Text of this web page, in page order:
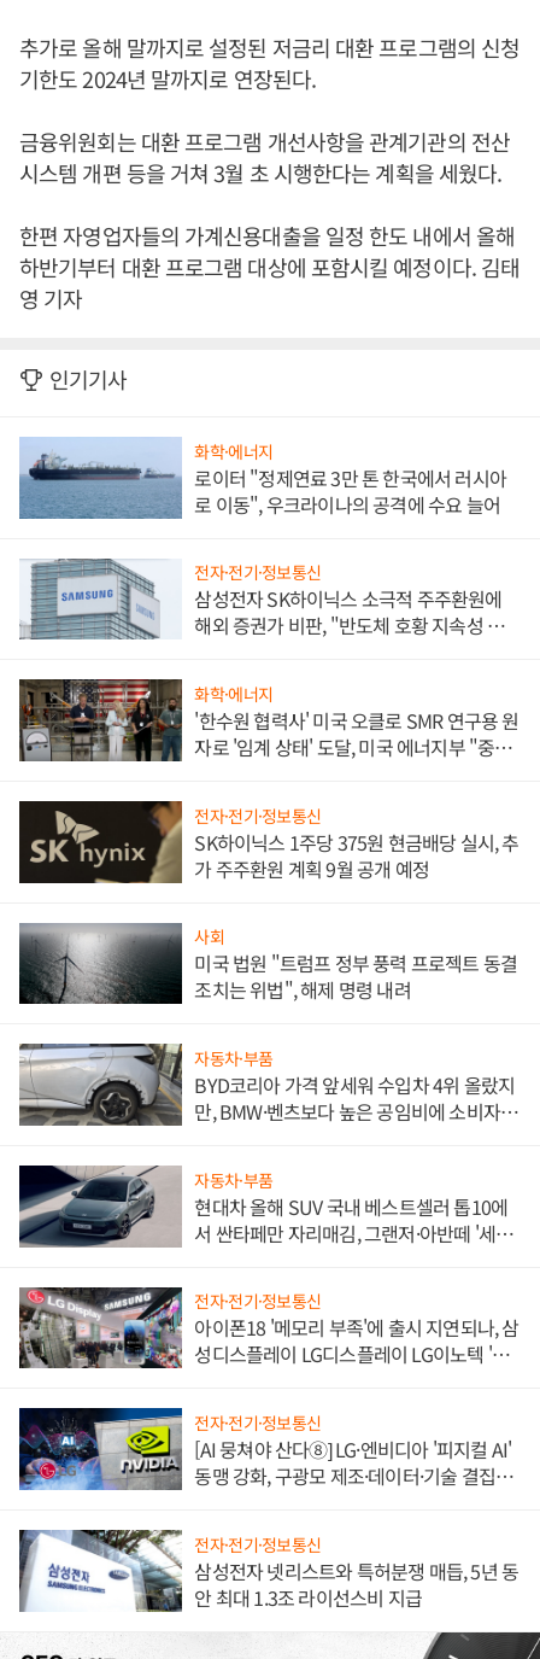
추가로 올해 말까지로 설정된 저금리 대환 프로그램의 신청
기한도 2024년 말까지로 연장된다.
금융위원회는 대환 프로그램 개선사항을 관계기관의 전산
시스템 개편 등을 거쳐 3월 초 시행한다는 계획을 세웠다.
한편 자영업자들의 가계신용대출을 일정 한도 내에서 올해
하반기부터 대환 프로그램 대상에 포함시킬 예정이다. 김태
영 기자
인기기사
화학·에너지
로이터 "정제연료 3만 톤 한국에서 러시아
로 이동", 우크라이나의 공격에 수요 늘어
전자·전기·정보통신
삼성전자 SK하이닉스 소극적 주주환원에
해외 증권가 비판, "반도체 호황 지속성 의
화학·에너지
'한수원 협력사' 미국 오클로 SMR 연구용 원
자로 '임계 상태' 도달, 미국 에너지부 "중요
전자·전기·정보통신
SK하이닉스 1주당 375원 현금배당 실시, 추
가 주주환원 계획 9월 공개 예정
사회
미국 법원 "트럼프 정부 풍력 프로젝트 동결
조치는 위법", 해제 명령 내려
자동차·부품
BYD코리아 가격 앞세워 수입차 4위 올랐지
만, BMW·벤츠보다 높은 공임비에 소비자
자동차·부품
현대차 올해 SUV 국내 베스트셀러 톱10에
서 싼타페만 자리매김, 그랜저·아반떼 '세단
전자·전기·정보통신
아이폰18 '메모리 부족'에 출시 지연되나, 삼
성디스플레이 LG디스플레이 LG이노텍 '탈
전자·전기·정보통신
[AI 뭉쳐야 산다⑧] LG·엔비디아 '피지컬 AI'
동맹 강화, 구광모 제조·데이터·기술 결집
전자·전기·정보통신
삼성전자 넷리스트와 특허분쟁 매듭, 5년 동
안 최대 1.3조 라이선스비 지급